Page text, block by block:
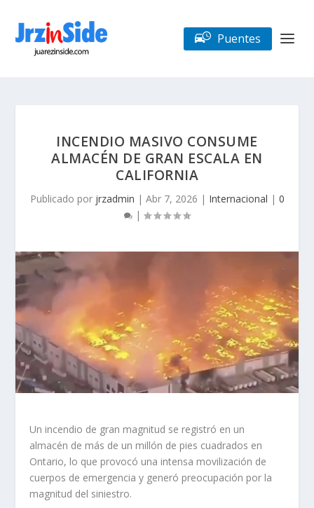
Puentes
INCENDIO MASIVO CONSUME
ALMACÉN DE GRAN ESCALA EN
CALIFORNIA
Publicado por jrzadmin | Abr 7, 2026 | Internacional | 0
|
Un incendio de gran magnitud se registró en un
almacén de más de un millón de pies cuadrados en
Ontario, lo que provocó una intensa movilización de
cuerpos de emergencia y generó preocupación por la
magnitud del siniestro.